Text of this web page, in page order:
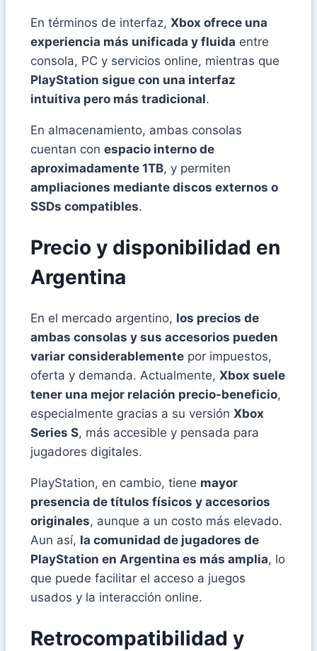
En términos de interfaz, Xbox ofrece una
experiencia más unificada y fluida entre
consola, PC y servicios online, mientras que
PlayStation sigue con una interfaz
intuitiva pero más tradicional.
En almacenamiento, ambas consolas
cuentan con espacio interno de
aproximadamente 1TB, y permiten
ampliaciones mediante discos externos o
SSDs compatibles.
Precio y disponibilidad en
Argentina
En el mercado argentino, los precios de
ambas consolas y sus accesorios pueden
variar considerablemente por impuestos,
oferta y demanda. Actualmente, Xbox suele
tener una mejor relación precio-beneficio,
especialmente gracias a su versión Xbox
Series S, más accesible y pensada para
jugadores digitales.
PlayStation, en cambio, tiene mayor
presencia de títulos físicos y accesorios
originales, aunque a un costo más elevado.
Aun así, la comunidad de jugadores de
PlayStation en Argentina es más amplia, lo
que puede facilitar el acceso a juegos
usados y la interacción online.
Retrocompatibilidad y